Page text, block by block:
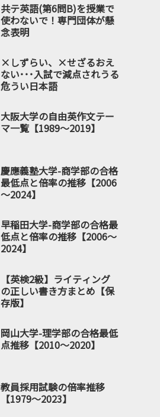
共テ英語(第6問B)を授業で
使わないで！専門団体が懸
念表明
×しずらい、×せざるおえ
ない･･･入試で減点されうる
危うい日本語
大阪大学の自由英作文テー
マ一覧【1989～2019】
慶應義塾大学-商学部の合格
最低点と倍率の推移【2006
～2024】
早稲田大学-商学部の合格最
低点と倍率の推移【2006～
2024】
【英検2級】ライティング
の正しい書き方まとめ【保
存版】
岡山大学-理学部の合格最低
点推移【2010～2020】
教員採用試験の倍率推移
【1979～2023】